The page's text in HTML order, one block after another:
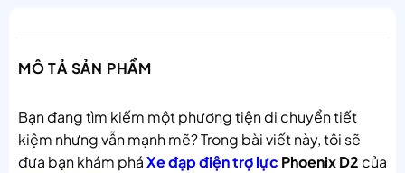
MÔ TẢ SẢN PHẨM
Bạn đang tìm kiếm một phương tiện di chuyển tiết
kiệm nhưng vẫn mạnh mẽ? Trong bài viết này, tôi sẽ
đưa bạn khám pháXe đạp điện trợ lực Phoenix D2 của